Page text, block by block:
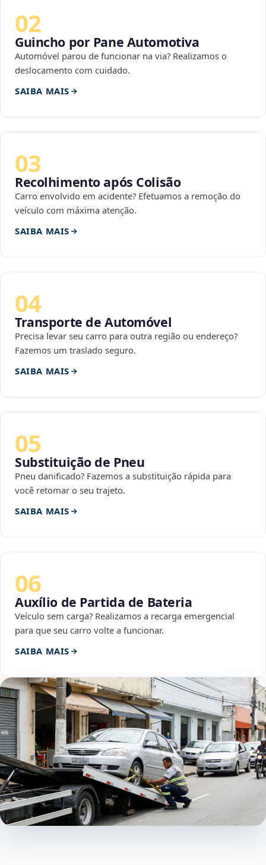
02
Guincho por Pane Automotiva
Automóvel parou de funcionar na via? Realizamos o
deslocamento com cuidado.
SAIBA MAIS
03
Recolhimento após Colisão
Carro envolvido em acidente? Efetuamos a remoção do
veículo com máxima atenção.
SAIBA MAIS
04
Transporte de Automóvel
Precisa levar seu carro para outra região ou endereço?
Fazemos um traslado seguro.
SAIBA MAIS
05
Substituição de Pneu
Pneu danificado? Fazemos a substituição rápida para
você retomar o seu trajeto.
SAIBA MAIS
06
Auxílio de Partida de Bateria
Veículo sem carga? Realizamos a recarga emergencial
para que seu carro volte a funcionar.
SAIBA MAIS